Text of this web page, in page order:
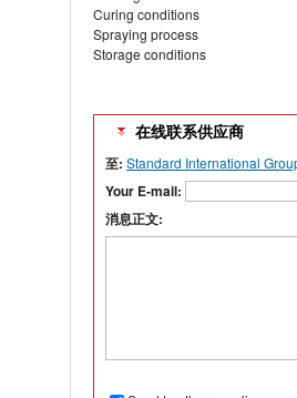
Curing conditions
Spraying process
Storage conditions
在线联系供应商
至: Standard International
Your E-mail:
消息正文: